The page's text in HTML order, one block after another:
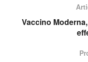
Vaccino